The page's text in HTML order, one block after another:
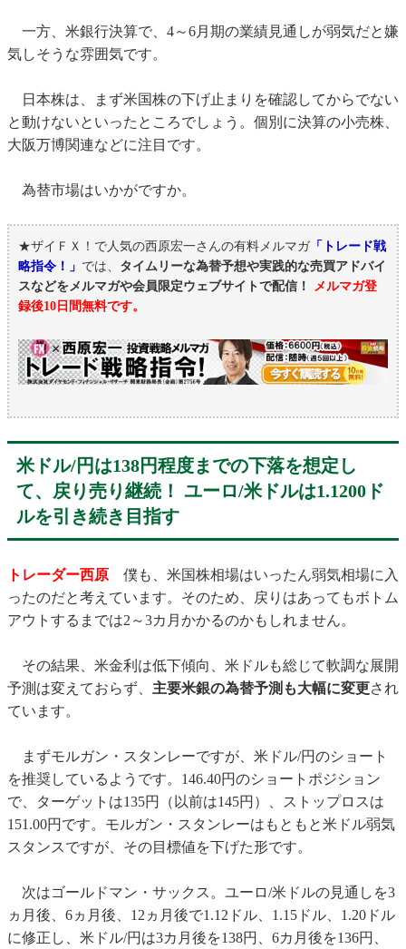
一方、米銀行決算で、4～6月期の業績見通しが弱気だと嫌
気しそうな雰囲気です。
日本株は、まず米国株の下げ止まりを確認してからでない
と動けないといったところでしょう。個別に決算の小売株、
大阪万博関連などに注目です。
為替市場はいかがですか。
★ザイＦＸ！で人気の西原宏一さんの有料メルマガ「トレード戦
略指令！」 では、 タイムリーな為替予想や実践的な売買アドバイ
スなどをメルマガや会員限定ウェブサイトで配信！
メルマガ登
録後10日間無料です。
米ドル/円は138円程度までの下落を想定し
て、戻り売り継続！ ユーロ/米ドルは1.1200ド
ルを引き続き目指す
トレーダー西原 僕も、米国株相場はいったん弱気相場に入
ったのだと考えています。そのため、戻りはあってもボトム
アウトするまでは2～3カ月かかるのかもしれません。
その結果、米金利は低下傾向、米ドルも総じて軟調な展開
予測は変えておらず、 主要米銀の為替予測も大幅に変更され
ています。
まずモルガン・スタンレーですが、米ドル/円のショート
を推奨しているようです。146.40円のショートポジション
で、ターゲットは135円（以前は145円）、ストップロスは
151.00円です。モルガン・スタンレーはもともと米ドル弱気
スタンスですが、その目標値を下げた形です。
次はゴールドマン・サックス。ユーロ/米ドルの見通しを3
ヵ月後、6ヵ月後、12ヵ月後で1.12ドル、1.15ドル、1.20ドル
に修正し、米ドル/円は3カ月後を138円、6カ月後を136円、